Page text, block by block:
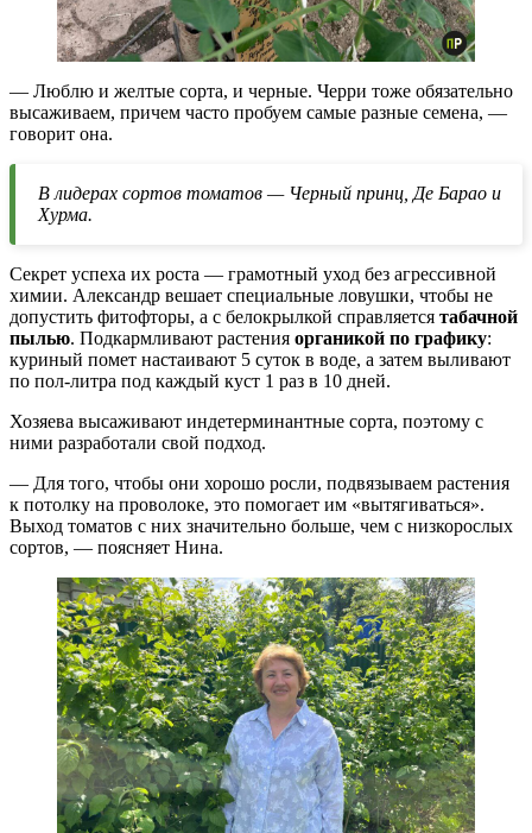
— Люблю и желтые сорта, и черные. Черри тоже обязательно
высаживаем, причем часто пробуем самые разные семена, —
говорит она.
В лидерах сортов томатов — Черный принц, Де Барао и
Хурма.
Секрет успеха их роста — грамотный уход без агрессивной
химии. Александр вешает специальные ловушки, чтобы не
допустить фитофторы, а с белокрылкой справляется табачной
пылью. Подкармливают растения органикой по графику:
куриный помет настаивают 5 суток в воде, а затем выливают
по пол-литра под каждый куст 1 раз в 10 дней.
Хозяева высаживают индетерминантные сорта, поэтому с
ними разработали свой подход.
— Для того, чтобы они хорошо росли, подвязываем растения
к потолку на проволоке, это помогает им «вытягиваться».
Выход томатов с них значительно больше, чем с низкорослых
сортов, — поясняет Нина.